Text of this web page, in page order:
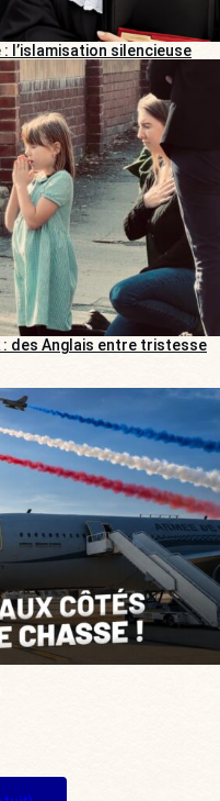
: l’islamisation silencieuse
: des Anglais entre tristesse